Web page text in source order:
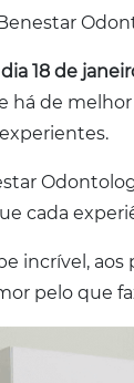
dia 18 de
há de
cada
incrível,
pelo que